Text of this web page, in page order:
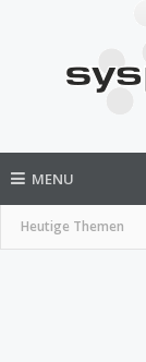
MENU
Heutige Themen